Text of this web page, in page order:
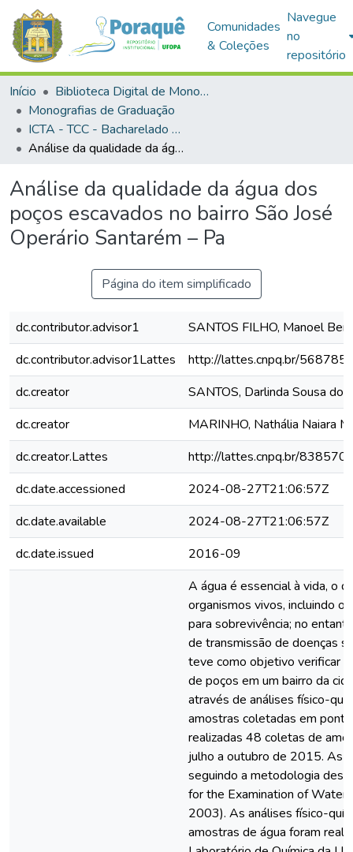
Comunidades
& Coleções
Navegue
no
repositório
Início
Biblioteca Digital de Monografias (BDM)
Monografias de Graduação
ICTA - TCC - Bacharelado em Ciências Biológicas
Análise da qualidade da água dos poços escavados no bairro São José Operário Santarém – Pa
Análise da qualidade da água dos
poços escavados no bairro São José
Operário Santarém – Pa
Página do item simplificado
dc.contributor.advisor1
SANTOS FILHO, Manoel
dc.contributor.advisor1Lattes
http://lattes.cnpq.br/
dc.creator
SANTOS, Darlinda Sousa dos
dc.creator
MARINHO, Nathália Naiara
dc.creator.Lattes
http://lattes.cnpq.br/
dc.date.accessioned
2024-08-27T21:06:57Z
dc.date.available
2024-08-27T21:06:57Z
dc.date.issued
2016-09
A água é essencial à vida, o
organismos vivos, incluindo o
para sobrevivência; no
de transmissão de doenças
teve como objetivo verificar
de poços em um bairro da
através de análises físico-
amostras coletadas em
realizadas 48 coletas de
julho a outubro de 2015. As
seguindo a metodologia
for the Examination of
2003). As análises físico-
amostras de água foram